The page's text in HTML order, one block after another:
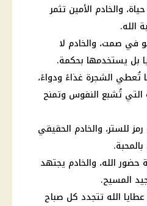
والخادم الأمين تثمر
الله.
في صمت، والخادم لا
بل يستخدمها بحكمة.
تُعطي الشجرة غذاءً ودواءً،
التي تُشبع النفوس وتمنح
للستر، والخادم الحقيقي
حضور الله، والخادم يجتهد
المسيح.
الله تتجدد كل صباح